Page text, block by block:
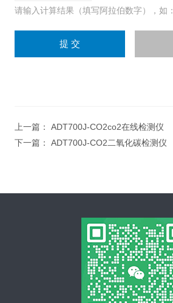
请输入计算结果（填写阿拉伯数字），如
上一篇： ADT700J-CO2co2在线检测仪
下一篇： ADT700J-CO2二氧化碳检测仪